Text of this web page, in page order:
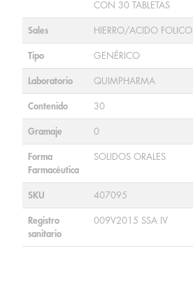
CON 30 TABLETAS
Sales HIERRO/ACIDO FOLICO
Tipo GENÉRICO
Laboratorio QUIMPHARMA
Contenido 30
Gramaje 0
Forma
Farmacéutica
SOLIDOS ORALES
SKU 407095
Registro
sanitario
009V2015 SSA IV